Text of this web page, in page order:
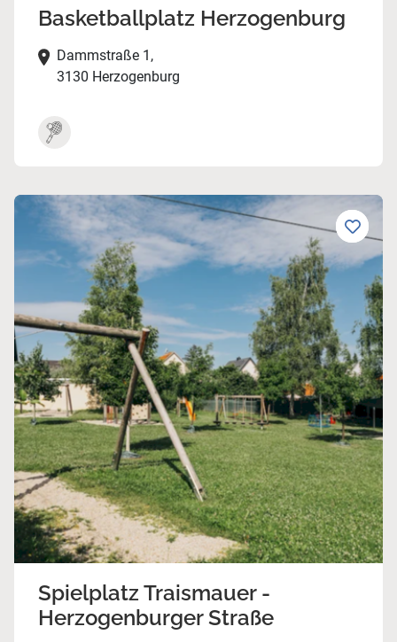
Basketballplatz Herzogenburg
Dammstraße 1,
3130 Herzogenburg
Spielplatz Traismauer -
Herzogenburger Straße